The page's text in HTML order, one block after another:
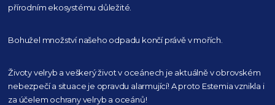
přírodním ekosystému důležité.
Bohužel množství našeho odpadu končí právě v mořích.
Životy velryb a veškerý život v oceánech je aktuálněv obrovském
nebezpečí a situace je opravdu alarmující! A proto Estemia vznikla i
za účelem ochrany velryb a oceánů!